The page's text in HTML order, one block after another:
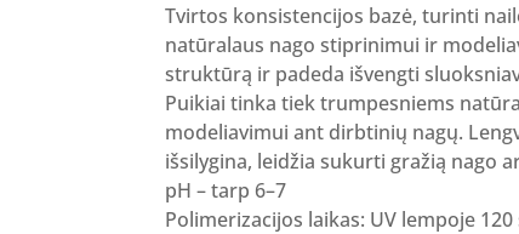
Tvirtos konsistencijos bazė, turinti
natūralaus nago stiprinimui ir
struktūrą ir padeda išvengti
Puikiai tinka tiek trumpesniems
modeliavimui ant dirbtinių nagų.
išsilygina, leidžia sukurti gražią nago
pH – tarp 6–7
Polimerizacijos laikas: UV lempoje 120